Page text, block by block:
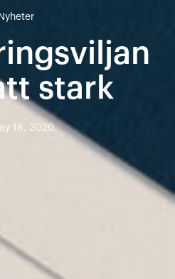
Nyheter
stark
18, 2020